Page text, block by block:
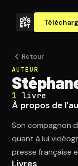
Retour
AUTEUR
1 livre
À propos de
Son compagnon
quant à lui
presse française
Livres